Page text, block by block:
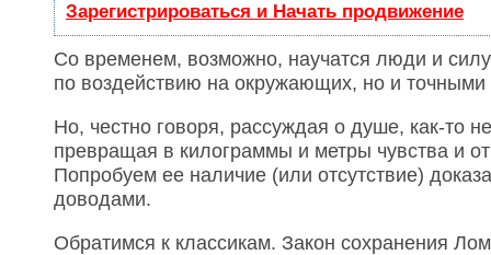
Зарегистрироваться и Начать продвижение
Со временем, возможно, научатся люди и
по воздействию на окружающих, но и точными
Но, честно говоря, рассуждая о душе, как-то
превращая в килограммы и метры чувства и
Попробуем ее наличие (или отсутствие)
доводами.
Обратимся к классикам. Закон сохранения